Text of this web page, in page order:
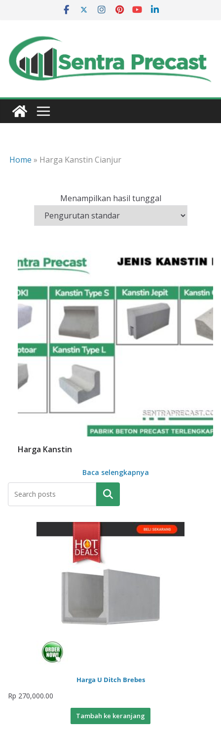
Home » Harga Kanstin Cianjur
Menampilkan hasil tunggal
Harga Kanstin
Baca selengkapnya
Pencarian
Harga U Ditch Brebes
Rp 270,000.00
Tambah ke keranjang